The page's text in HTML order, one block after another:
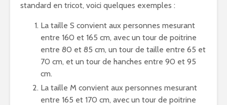
standard en tricot, voici quelques exemples :
La taille S convient aux personnes mesurant
entre 160 et 165 cm, avec un tour de poitrine
entre 80 et 85 cm, un tour de taille entre 65 et
70 cm, et un tour de hanches entre 90 et 95
cm.
La taille M convient aux personnes mesurant
entre 165 et 170 cm, avec un tour de poitrine